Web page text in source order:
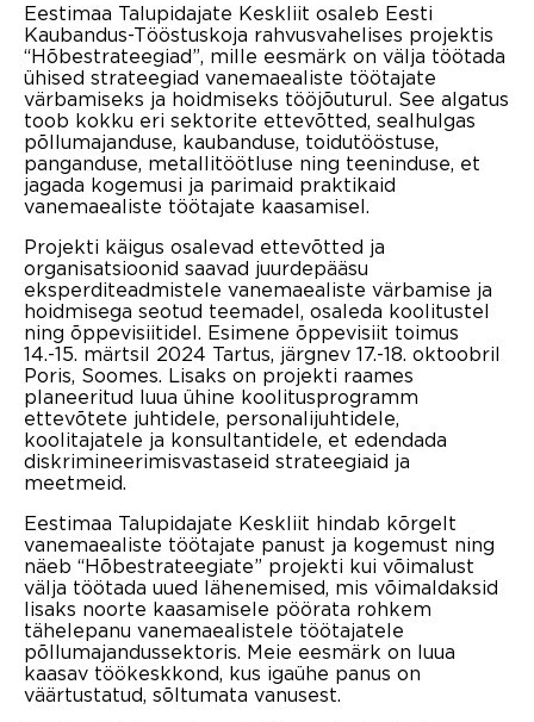
Eestimaa Talupidajate Keskliit osaleb Eesti
Kaubandus-Tööstuskoja rahvusvahelises projektis
“Hõbestrateegiad”, mille eesmärk on välja töötada
ühised strateegiad vanemaealiste töötajate
värbamiseks ja hoidmiseks tööjõuturul. See algatus
toob kokku eri sektorite ettevõtted, sealhulgas
põllumajanduse, kaubanduse, toidutööstuse,
panganduse, metallitöötluse ning teeninduse, et
jagada kogemusi ja parimaid praktikaid
vanemaealiste töötajate kaasamisel.
Projekti käigus osalevad ettevõtted ja
organisatsioonid saavad juurdepääsu
eksperditeadmistele vanemaealiste värbamise ja
hoidmisega seotud teemadel, osaleda koolitustel
ning õppevisiitidel. Esimene õppevisiit toimus
14.-15. märtsil 2024 Tartus, järgnev 17.-18. oktoobril
Poris, Soomes. Lisaks on projekti raames
planeeritud luua ühine koolitusprogramm
ettevõtete juhtidele, personalijuhtidele,
koolitajatele ja konsultantidele, et edendada
diskrimineerimisvastaseid strateegiaid ja
meetmeid.
Eestimaa Talupidajate Keskliit hindab kõrgelt
vanemaealiste töötajate panust ja kogemust ning
näeb “Hõbestrateegiate” projekti kui võimalust
välja töötada uued lähenemised, mis võimaldaksid
lisaks noorte kaasamisele pöörata rohkem
tähelepanu vanemaealistele töötajatele
põllumajandussektoris. Meie eesmärk on luua
kaasav töökeskkond, kus igaühe panus on
väärtustatud, sõltumata vanusest.